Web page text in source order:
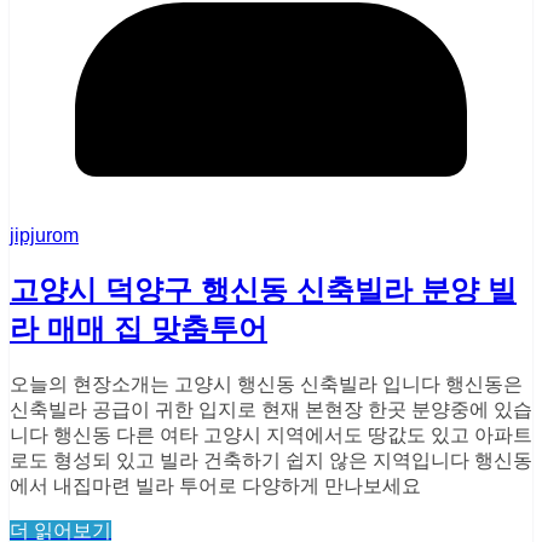
jipjurom
고양시 덕양구 행신동 신축빌라 분양 빌
라 매매 집 맞춤투어
오늘의 현장소개는 고양시 행신동 신축빌라 입니다 행신동은
신축빌라 공급이 귀한 입지로 현재 본현장 한곳 분양중에 있습
니다 행신동 다른 여타 고양시 지역에서도 땅값도 있고 아파트
로도 형성되 있고 빌라 건축하기 쉽지 않은 지역입니다 행신동
에서 내집마련 빌라 투어로 다양하게 만나보세요
더 읽어보기